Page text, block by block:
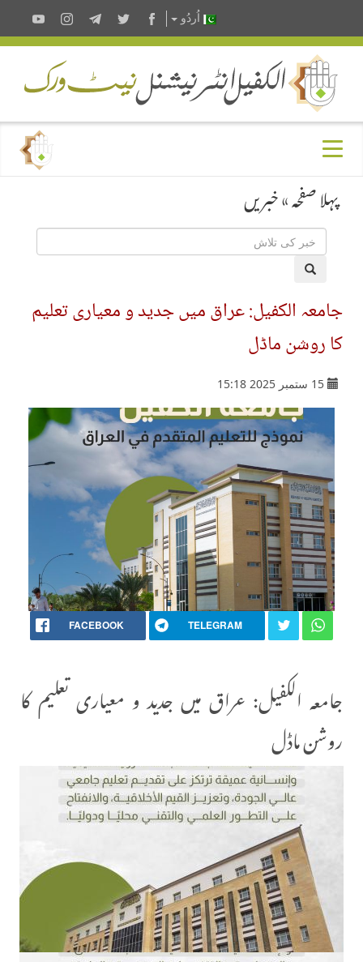
اُردُو
پہلا صفحہ»خبریں
جامعہ الکفیل: عراق میں جدید و معیاری تعلیم
کا روشن ماڈل
15 ستمبر 2025 15:18
FACEBOOK TELEGRAM
جامعہ الکفیل: عراق میں جدید و معیاری تعلیم کا
روشن ماڈل